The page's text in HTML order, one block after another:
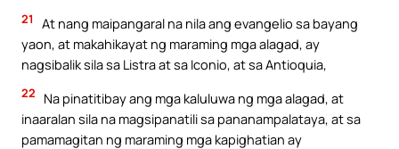
21
At nang maipangaral na nila ang evangelio sa bayang
yaon, at makahikayat ng maraming mga alagad, ay
nagsibalik sila sa Listra at sa Iconio, at sa Antioquia,
22
Na pinatitibay ang mga kaluluwa ng mga alagad, at
inaaralan sila na magsipanatili sa pananampalataya, at sa
pamamagitan ng maraming mga kapighatian ay